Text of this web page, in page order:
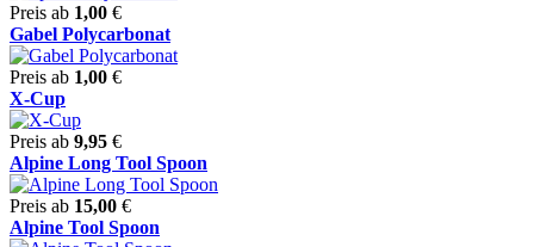
Preis ab 1,00 €
Gabel Polycarbonat
Preis ab 1,00 €
X-Cup
Preis ab 9,95 €
Alpine Long Tool Spoon
Preis ab 15,00 €
Alpine Tool Spoon